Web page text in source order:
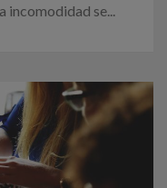
se...